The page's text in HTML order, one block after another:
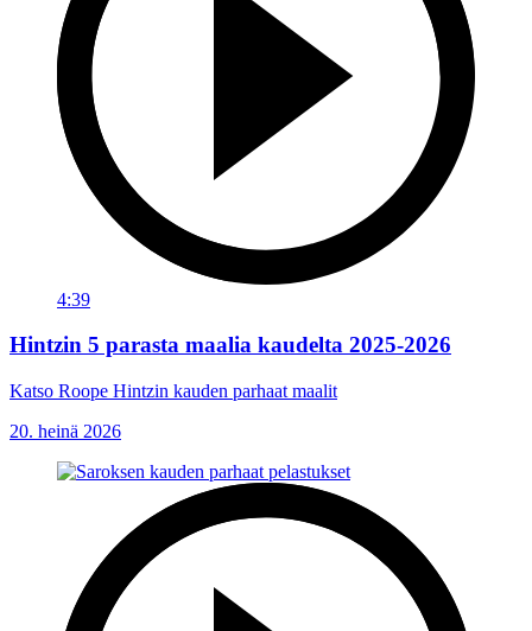
4:39
Hintzin 5 parasta maalia kaudelta 2025-2026
Katso Roope Hintzin kauden parhaat maalit
20. heinä 2026